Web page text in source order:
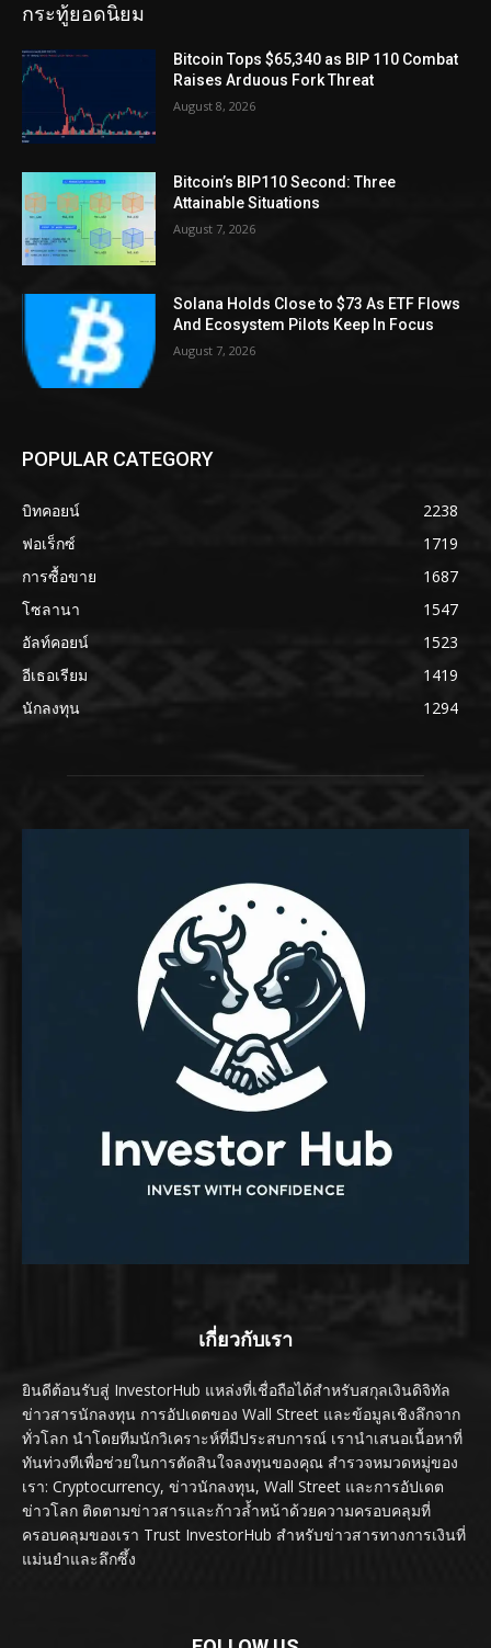
กระทู้ยอดนิยม
Bitcoin Tops $65,340 as BIP 110 Combat
Raises Arduous Fork Threat
August 8, 2026
Bitcoin’s BIP110 Second: Three
Attainable Situations
August 7, 2026
Solana Holds Close to $73 As ETF Flows
And Ecosystem Pilots Keep In Focus
August 7, 2026
POPULAR CATEGORY
บิทคอยน์
2238
ฟอเร็กซ์
1719
การซื้อขาย
1687
โซลานา
1547
อัลท์คอยน์
1523
อีเธอเรียม
1419
นักลงทุน
1294
เกี่ยวกับเรา
ยินดีต้อนรับสู่ InvestorHub แหล่งที่เชื่อถือได้สำหรับสกุลเงินดิจิทัล
ข่าวสารนักลงทุน การอัปเดตของ Wall Street และข้อมูลเชิงลึกจาก
ทั่วโลก นำโดยทีมนักวิเคราะห์ที่มีประสบการณ์ เรานำเสนอเนื้อหาที่
ทันท่วงทีเพื่อช่วยในการตัดสินใจลงทุนของคุณ สำรวจหมวดหมู่ของ
เรา: Cryptocurrency, ข่าวนักลงทุน, Wall Street และการอัปเดต
ข่าวโลก ติดตามข่าวสารและก้าวล้ำหน้าด้วยความครอบคลุมที่
ครอบคลุมของเรา Trust InvestorHub สำหรับข่าวสารทางการเงินที่
แม่นยำและลึกซึ้ง